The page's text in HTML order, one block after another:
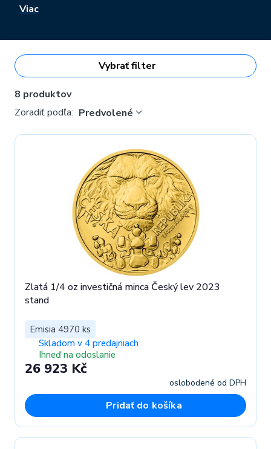
Netradične realisticky vyobrazený symbol Čiech
lístky lipy – národného stromu.
Viac
Vybrať filter
8 produktov
Zoradiť podľa: Predvolené
Zlatá 1/4 oz investičná minca Český lev 2023
stand
Emisia 4970 ks
Skladom v 4 predajniach
Ihneď na odoslanie
26 923 Kč
oslobodené od DPH
Pridať do košíka